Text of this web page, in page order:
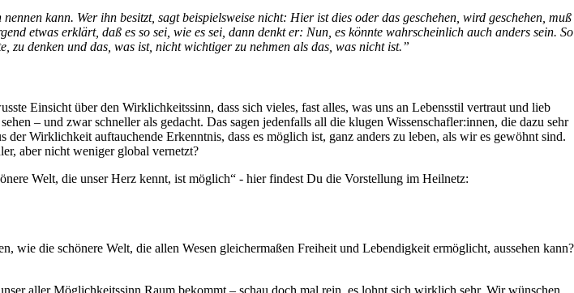
kann. Wer ihn besitzt, sagt beispielsweise nicht: Hier ist dies oder das geschehen, wird geschehen, muß
etwas erklärt, daß es so sei, wie es sei, dann denkt er: Nun, es könnte wahrscheinlich auch anders sein. So
zu denken und das, was ist, nicht wichtiger zu nehmen als das, was nicht ist.”
Einsicht über den Wirklichkeitssinn, dass sich vieles, fast alles, was uns an Lebensstil vertraut und lieb
– und zwar schneller als gedacht. Das sagen jedenfalls all die klugen Wissenschafler:innen, die dazu sehr
Wirklichkeit auftauchende Erkenntnis, dass es möglich ist, ganz anders zu leben, als wir es gewöhnt sind.
aber nicht weniger global vernetzt?
Welt, die unser Herz kennt, ist möglich“ - hier findest Du die Vorstellung im Heilnetz:
die schönere Welt, die allen Wesen gleichermaßen Freiheit und Lebendigkeit ermöglicht, aussehen kann?
aller Möglichkeitssinn Raum bekommt – schau doch mal rein, es lohnt sich wirklich sehr. Wir wünschen